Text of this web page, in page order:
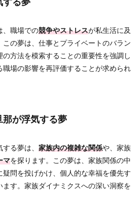
、職場での競争やストレスが私生活に及
の夢は、仕事とプライベートのバラン
方法を模索することの重要性を強調し
職場の影響を再評価することが求められ
那が浮気する夢
る夢は、 家族内の複雑な関係や、家族
マを探ります。この夢は、家族関係の中
問を投げかけ、個人的な幸福を優先す
す。家族ダイナミクスへの深い洞察を